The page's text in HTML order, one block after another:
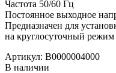
Частота 50/60 Гц
Постоянное выходное
Предназначен для
на круглосуточный
Артикул: В0000004000
В наличии